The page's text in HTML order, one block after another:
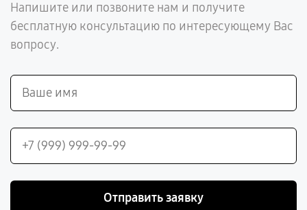
Напишите или позвоните нам и получите
бесплатную консультацию по интересующему Вас
вопросу.
Отправить заявку